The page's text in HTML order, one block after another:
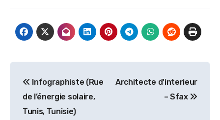
de
l’article
Infographiste (Rue
de l’énergie solaire,
Tunis, Tunisie)
Architecte d'interieur
– Sfax